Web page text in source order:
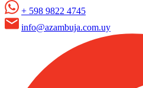
+ 598 9822 4745
info@azambuja.com.uy